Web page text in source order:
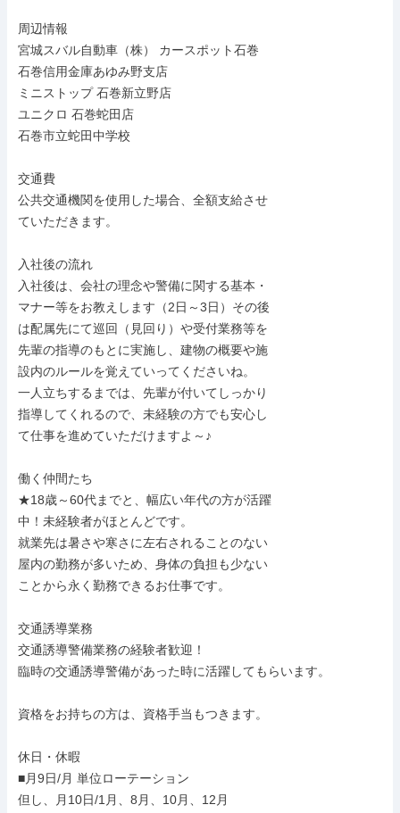
周辺情報
宮城スバル自動車（株） カースポット石巻
石巻信用金庫あゆみ野支店
ミニストップ 石巻新立野店
ユニクロ 石巻蛇田店
石巻市立蛇田中学校
交通費
公共交通機関を使用した場合、全額支給させ
ていただきます。
入社後の流れ
入社後は、会社の理念や警備に関する基本・
マナー等をお教えします（2日～3日）その後
は配属先にて巡回（見回り）や受付業務等を
先輩の指導のもとに実施し、建物の概要や施
設内のルールを覚えていってくださいね。
一人立ちするまでは、先輩が付いてしっかり
指導してくれるので、未経験の方でも安心し
て仕事を進めていただけますよ～♪
働く仲間たち
★18歳～60代までと、幅広い年代の方が活躍
中！未経験者がほとんどです。
就業先は暑さや寒さに左右されることのない
屋内の勤務が多いため、身体の負担も少ない
ことから永く勤務できるお仕事です。
交通誘導業務
交通誘導警備業務の経験者歓迎！
臨時の交通誘導警備があった時に活躍してもらいます。
資格をお持ちの方は、資格手当もつきます。
休日・休暇
■月9日/月 単位ローテーション
但し、月10日/1月、8月、10月、12月